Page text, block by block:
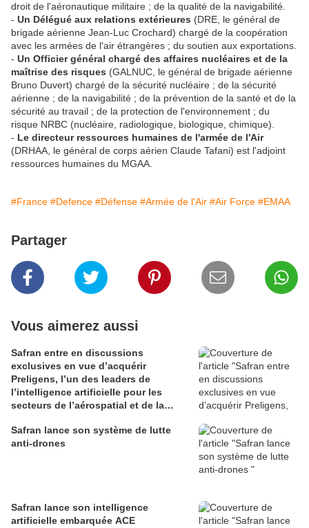
droit de l'aéronautique militaire ; de la qualité de la navigabilité.
- Un Délégué aux relations extérieures (DRE, le général de
brigade aérienne Jean-Luc Crochard) chargé de la coopération
avec les armées de l'air étrangères ; du soutien aux exportations.
- Un Officier général chargé des affaires nucléaires et de la
maîtrise des risques (GALNUC, le général de brigade aérienne
Bruno Duvert) chargé de la sécurité nucléaire ; de la sécurité
aérienne ; de la navigabilité ; de la prévention de la santé et de la
sécurité au travail ; de la protection de l'environnement ; du
risque NRBC (nucléaire, radiologique, biologique, chimique).
- Le directeur ressources humaines de l'armée de l'Air
(DRHAA, le général de corps aérien Claude Tafani) est l'adjoint
ressources humaines du MGAA.
#France #Defence #Défense #Armée de l'Air #Air Force #EMAA
Partager
Vous aimerez aussi
Safran entre en discussions
exclusives en vue d’acquérir
Preligens, l’un des leaders de
l’intelligence artificielle pour les
secteurs de l’aérospatial et de la
Safran lance son système de lutte
anti-drones
Safran lance son intelligence
artificielle embarquée ACE